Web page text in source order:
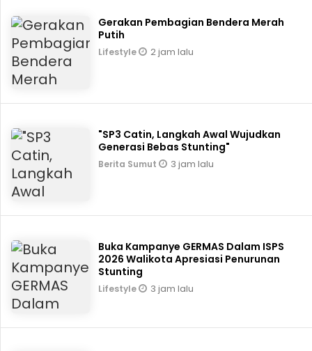
Gerakan Pembagian Bendera Merah
Putih
Lifestyle 2 jam lalu
"SP3 Catin, Langkah Awal Wujudkan
Generasi Bebas Stunting"
Berita Sumut 3 jam lalu
Buka Kampanye GERMAS Dalam ISPS
2026 Walikota Apresiasi Penurunan
Stunting
Lifestyle 3 jam lalu